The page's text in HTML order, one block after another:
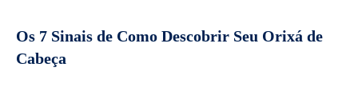
Os 7 Sinais de Como Descobrir Seu Orixá de
Cabeça